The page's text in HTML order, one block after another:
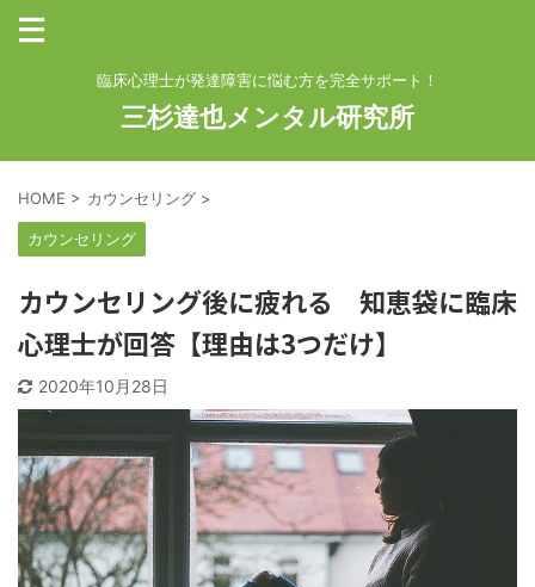
臨床心理士が発達障害に悩む方を完全サポート！
三杉達也メンタル研究所
HOME > カウンセリング >
カウンセリング
カウンセリング後に疲れる 知恵袋に臨床
心理士が回答【理由は3つだけ】
2020年10月28日